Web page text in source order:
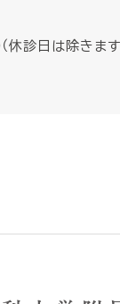
診日は除きます